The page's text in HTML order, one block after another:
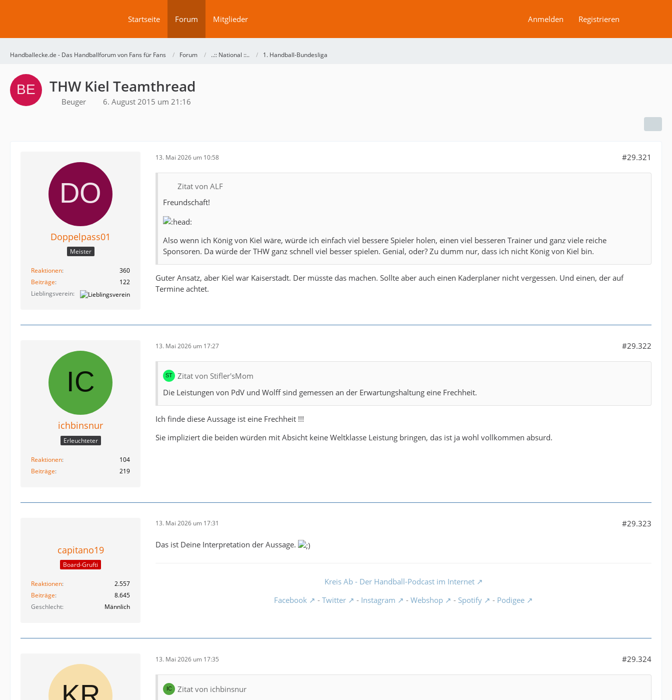
Startseite Forum Mitglieder Anmelden Registrieren
Handballecke.de - Das Handballforum von Fans für Fans Forum ..:: National ::.. 1. Handball-Bundesliga
THW Kiel Teamthread
Beuger 6. August 2015 um 21:16
Doppelpass01
Meister
Reaktionen
360
Beiträge
122
Lieblingsverein
13. Mai 2026 um 10:58 #29.321
Zitat von ALF
Freundschaft!
Also wenn ich König von Kiel wäre, würde ich einfach viel bessere Spieler holen, einen viel besseren Trainer und ganz viele reiche
Sponsoren. Da würde der THW ganz schnell viel besser spielen. Genial, oder? Zu dumm nur, dass ich nicht König von Kiel bin.
Guter Ansatz, aber Kiel war Kaiserstadt. Der müsste das machen. Sollte aber auch einen Kaderplaner nicht vergessen. Und einen, der auf
Termine achtet.
ichbinsnur
Erleuchteter
Reaktionen
104
Beiträge
219
13. Mai 2026 um 17:27 #29.322
Zitat von Stifler'sMom
Die Leistungen von PdV und Wolff sind gemessen an der Erwartungshaltung eine Frechheit.
Ich finde diese Aussage ist eine Frechheit !!!
Sie impliziert die beiden würden mit Absicht keine Weltklasse Leistung bringen, das ist ja wohl vollkommen absurd.
capitano19
Board-Grufti
Reaktionen
2.557
Beiträge
8.645
Geschlecht
Männlich
13. Mai 2026 um 17:31 #29.323
Das ist Deine Interpretation der Aussage.
Kreis Ab - Der Handball-Podcast im Internet
Facebook
- Twitter - Instagram - Webshop - Spotify - Podigee
13. Mai 2026 um 17:35 #29.324
Zitat von ichbinsnur